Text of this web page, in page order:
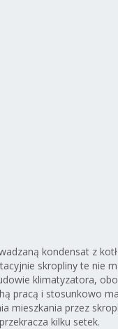
Grohe 22041GN0
zaworek katowy
pod baterie
1/2x1/2 brushed
cool sunrise
kondensat z
skropliny te nie
klimatyzatora,
pracą i stosunkowo
mieszkania przez
kilku setek.